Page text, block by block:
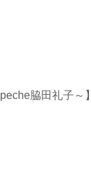
脇田礼子～】